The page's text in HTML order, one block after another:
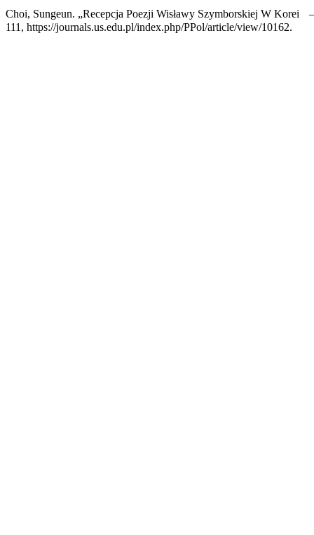
Choi, Sungeun. „Recepcja Poezji Wisławy Szymborskiej W Korei
111, https://journals.us.edu.pl/index.php/PPol/article/view/10162.